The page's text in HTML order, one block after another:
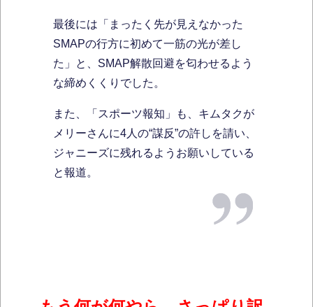
最後には「まったく先が見えなかった
SMAPの行方に初めて一筋の光が差し
た」と、SMAP解散回避を匂わせるよう
な締めくくりでした。
また、「スポーツ報知」も、キムタクが
メリーさんに4人の“謀反”の許しを請い、
ジャニーズに残れるようお願いしている
と報道。